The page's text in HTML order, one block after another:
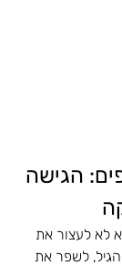
הגישה
לא לעצור את
לשפר את